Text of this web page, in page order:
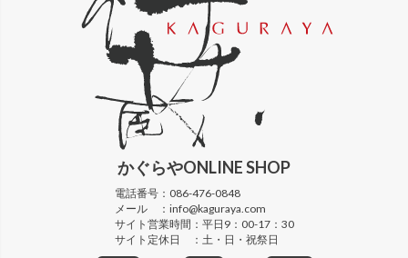
かぐらやONLINE SHOP
電話番号： 086-476-0848
メール ： info@kaguraya.com
サイト営業時間： 平日9：00-17：30
サイト定休日 ： 土・日・祝祭日